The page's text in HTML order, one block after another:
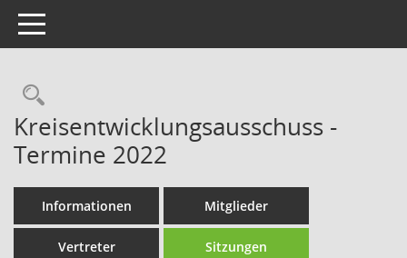
Toggle navigation
Rechercheauswahl
Kreisentwicklungsausschuss -
Termine 2022
Informationen Mitglieder
Vertreter Sitzungen